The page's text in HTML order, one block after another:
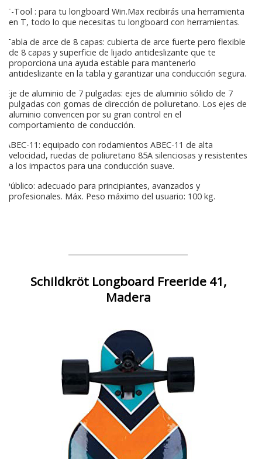
T-Tool : para tu longboard Win.Max recibirás una herramienta
en T, todo lo que necesitas tu longboard con herramientas.
Tabla de arce de 8 capas: cubierta de arce fuerte pero flexible
de 8 capas y superficie de lijado antideslizante que te
proporciona una ayuda estable para mantenerlo
antideslizante en la tabla y garantizar una conducción segura.
Eje de aluminio de 7 pulgadas: ejes de aluminio sólido de 7
pulgadas con gomas de dirección de poliuretano. Los ejes de
aluminio convencen por su gran control en el
comportamiento de conducción.
ABEC-11: equipado con rodamientos ABEC-11 de alta
velocidad, ruedas de poliuretano 85A silenciosas y resistentes
a los impactos para una conducción suave.
Público: adecuado para principiantes, avanzados y
profesionales. Máx. Peso máximo del usuario: 100 kg.
Schildkröt Longboard Freeride 41,
Madera